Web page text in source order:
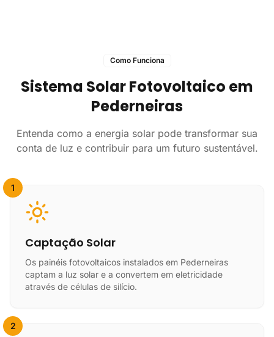
Como Funciona
Sistema Solar Fotovoltaico em
Pederneiras
Entenda como a energia solar pode transformar sua
conta de luz e contribuir para um futuro sustentável.
1
Captação Solar
Os painéis fotovoltaicos instalados em Pederneiras
captam a luz solar e a convertem em eletricidade
através de células de silício.
2